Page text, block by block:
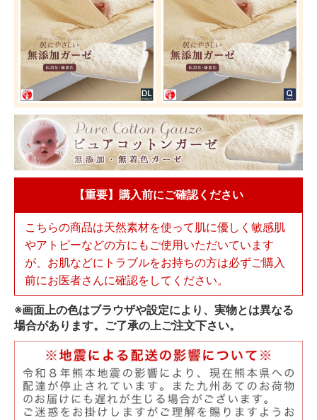
【重要】購入前にご確認ください
こちらの商品は天然素材を使って肌に優しく敏感肌
やアトピーなどの方にもご使用いただいています
が、お肌などにトラブルをお持ちの方は必ずご購入
前にお医者さんに確認をしてください。
※画面上の色はブラウザや設定により、実物とは異なる
場合があります。ご了承の上ご注文下さい。